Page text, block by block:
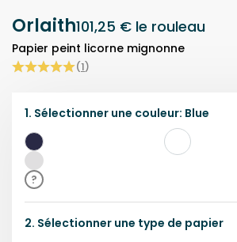
Orlaith101,25 € le rouleau
Papier peint licorne mignonne
(1)
1. Sélectionner une couleur: Blue
Bleu
Gris
?
2. Sélectionner une type de papier